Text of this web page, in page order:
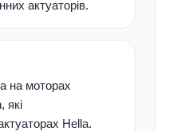
актуаторів.
на моторах
які
Hella.